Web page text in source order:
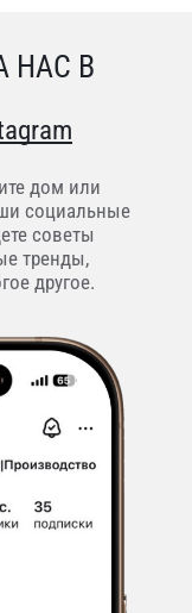
НАС В
дом или
социальные
советы
тренды,
другое.